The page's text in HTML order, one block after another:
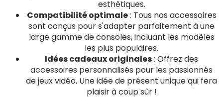
esthétiques.
Compatibilité optimale: Tous nos accessoires
sont conçus pour s'adapter parfaitement à une
large gamme de consoles, incluant les modèles
les plus populaires.
Idées cadeaux originales: Offrez des
accessoires personnalisés pour les passionnés
de jeux vidéo. Une idée de présent unique qui fera
plaisir à coup sûr !